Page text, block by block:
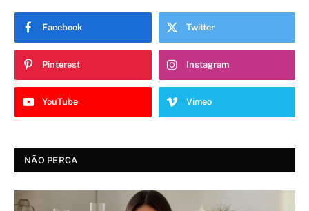
Facebook Twitter
Pinterest Instagram
YouTube Vimeo
NÃO PERCA